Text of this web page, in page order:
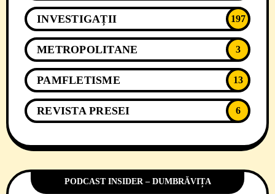
INVESTIGAȚII 197
METROPOLITANE 3
PAMFLETISME 13
REVISTA PRESEI 6
PODCAST INSIDER – DUMBRĂVIȚA